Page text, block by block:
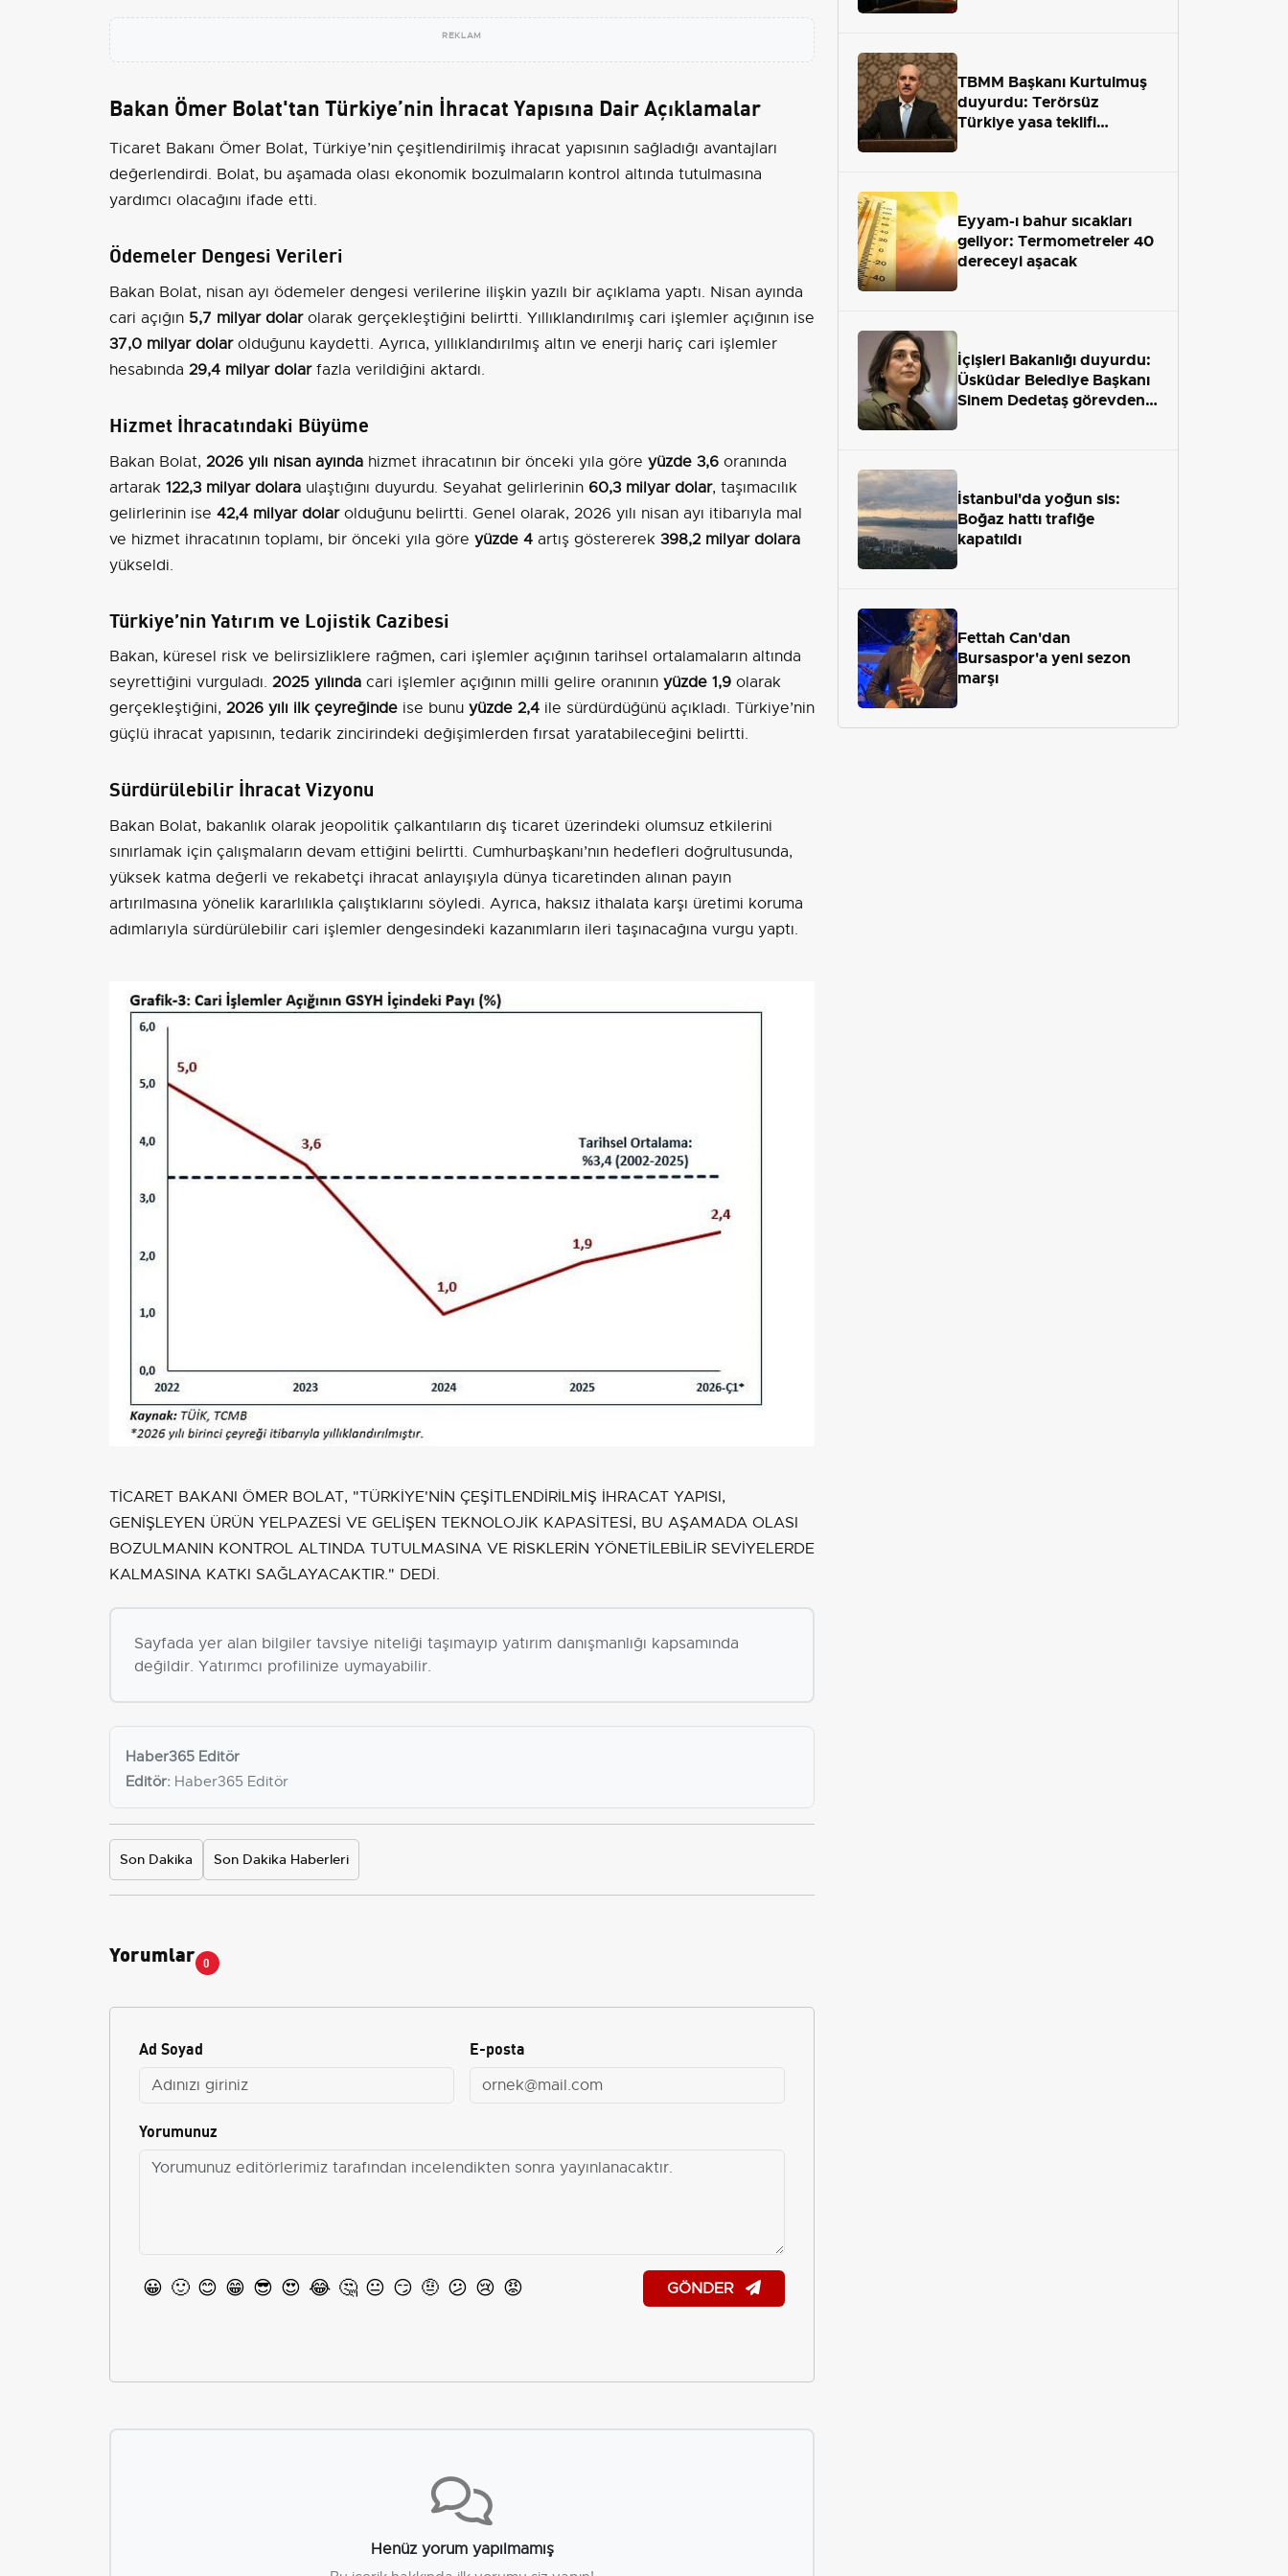
REKLAM
Bakan Ömer Bolat'tan Türkiye’nin İhracat Yapısına Dair Açıklamalar
Ticaret Bakanı Ömer Bolat, Türkiye’nin çeşitlendirilmiş ihracat yapısının sağladığı avantajları
değerlendirdi. Bolat, bu aşamada olası ekonomik bozulmaların kontrol altında tutulmasına
yardımcı olacağını ifade etti.
Ödemeler Dengesi Verileri
Bakan Bolat, nisan ayı ödemeler dengesi verilerine ilişkin yazılı bir açıklama yaptı. Nisan ayında
cari açığın 5,7 milyar dolarolarak gerçekleştiğini belirtti. Yıllıklandırılmış cari işlemler açığının ise
37,0 milyar dolarolduğunu kaydetti. Ayrıca, yıllıklandırılmış altın ve enerji hariç cari işlemler
hesabında 29,4 milyar dolarfazla verildiğini aktardı.
Hizmet İhracatındaki Büyüme
Bakan Bolat, 2026 yılı nisan ayında hizmet ihracatının bir önceki yıla göre yüzde 3,6 oranında
artarak 122,3 milyar dolara ulaştığını duyurdu. Seyahat gelirlerinin 60,3 milyar dolar, taşımacılık
gelirlerinin ise 42,4 milyar dolarolduğunu belirtti. Genel olarak, 2026 yılı nisan ayı itibarıyla mal
ve hizmet ihracatının toplamı, bir önceki yıla göre yüzde 4 artış göstererek 398,2 milyar dolara
yükseldi.
Türkiye’nin Yatırım ve Lojistik Cazibesi
Bakan, küresel risk ve belirsizliklere rağmen, cari işlemler açığının tarihsel ortalamaların altında
seyrettiğini vurguladı. 2025 yılında cari işlemler açığının milli gelire oranının yüzde 1,9 olarak
gerçekleştiğini, 2026 yılı ilk çeyreğinde ise bunu yüzde 2,4 ile sürdürdüğünü açıkladı. Türkiye’nin
güçlü ihracat yapısının, tedarik zincirindeki değişimlerden fırsat yaratabileceğini belirtti.
Sürdürülebilir İhracat Vizyonu
Bakan Bolat, bakanlık olarak jeopolitik çalkantıların dış ticaret üzerindeki olumsuz etkilerini
sınırlamak için çalışmaların devam ettiğini belirtti. Cumhurbaşkanı’nın hedefleri doğrultusunda,
yüksek katma değerli ve rekabetçi ihracat anlayışıyla dünya ticaretinden alınan payın
artırılmasına yönelik kararlılıkla çalıştıklarını söyledi. Ayrıca, haksız ithalata karşı üretimi koruma
adımlarıyla sürdürülebilir cari işlemler dengesindeki kazanımların ileri taşınacağına vurgu yaptı.
TİCARET BAKANI ÖMER BOLAT, "TÜRKİYE'NİN ÇEŞİTLENDİRİLMİŞ İHRACAT YAPISI,
GENİŞLEYEN ÜRÜN YELPAZESİ VE GELİŞEN TEKNOLOJİK KAPASİTESİ, BU AŞAMADA OLASI
BOZULMANIN KONTROL ALTINDA TUTULMASINA VE RİSKLERİN YÖNETİLEBİLİR SEVİYELERDE
KALMASINA KATKI SAĞLAYACAKTIR." DEDİ.
Sayfada yer alan bilgiler tavsiye niteliği taşımayıp yatırım danışmanlığı kapsamında
değildir. Yatırımcı profilinize uymayabilir.
Haber365 Editör
Editör: Haber365 Editör
Son Dakika Son Dakika Haberleri
Yorumlar 0
Ad Soyad E-posta
Yorumunuz
😀 🙂 😊 😁 😎 😍 😂 🤔 😐 😏 🤨 😕 😢 😡 GÖNDER
Henüz yorum yapılmamış
TBMM Başkanı Kurtulmuş
duyurdu: Terörsüz
Türkiye yasa teklifi
Eyyam-ı bahur sıcakları
geliyor: Termometreler 40
dereceyi aşacak
İçişleri Bakanlığı duyurdu:
Üsküdar Belediye Başkanı
Sinem Dedetaş görevden
İstanbul'da yoğun sis:
Boğaz hattı trafiğe
kapatıldı
Fettah Can'dan
Bursaspor'a yeni sezon
marşı